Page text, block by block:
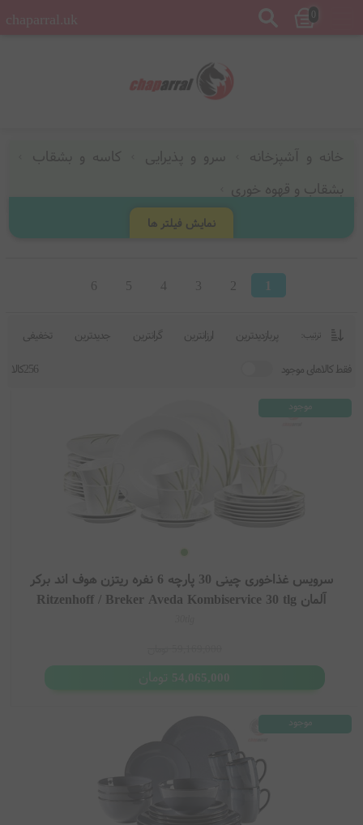
0
chaparral.uk
خانه و آشپزخانه سرو و پذیرایی
کاسه و بشقاب
بشقاب و قهوه خوری
نمایش فیلتر ها
1
2
3
4
5
6
ترتیب: پربازدیدترین ارزانترین گرانترین جدیدترین تخفیفی
فقط کالاهای موجود 256کالا
سرویس غذاخوری چینی 30 پارچه 6 نفره ریتزن هوف اند برکر
آلمان Ritzenhoff / Breker Aveda Kombiservice 30 tlg
54,065,000 تومان
موجود
موجود